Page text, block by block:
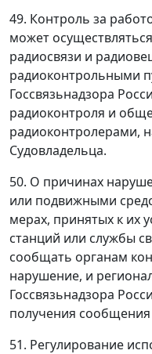
49. Контроль за
может
радиосвязи и
радиоконтрольными
Госсвязьнадзора
радиоконтроля и
радиоконтролерами,
Судовладельца.
50. О причинах
или подвижными
мерах, принятых к их
станций или службы
сообщать органам
нарушение, и
Госсвязьнадзора
получения
51. Регулирование